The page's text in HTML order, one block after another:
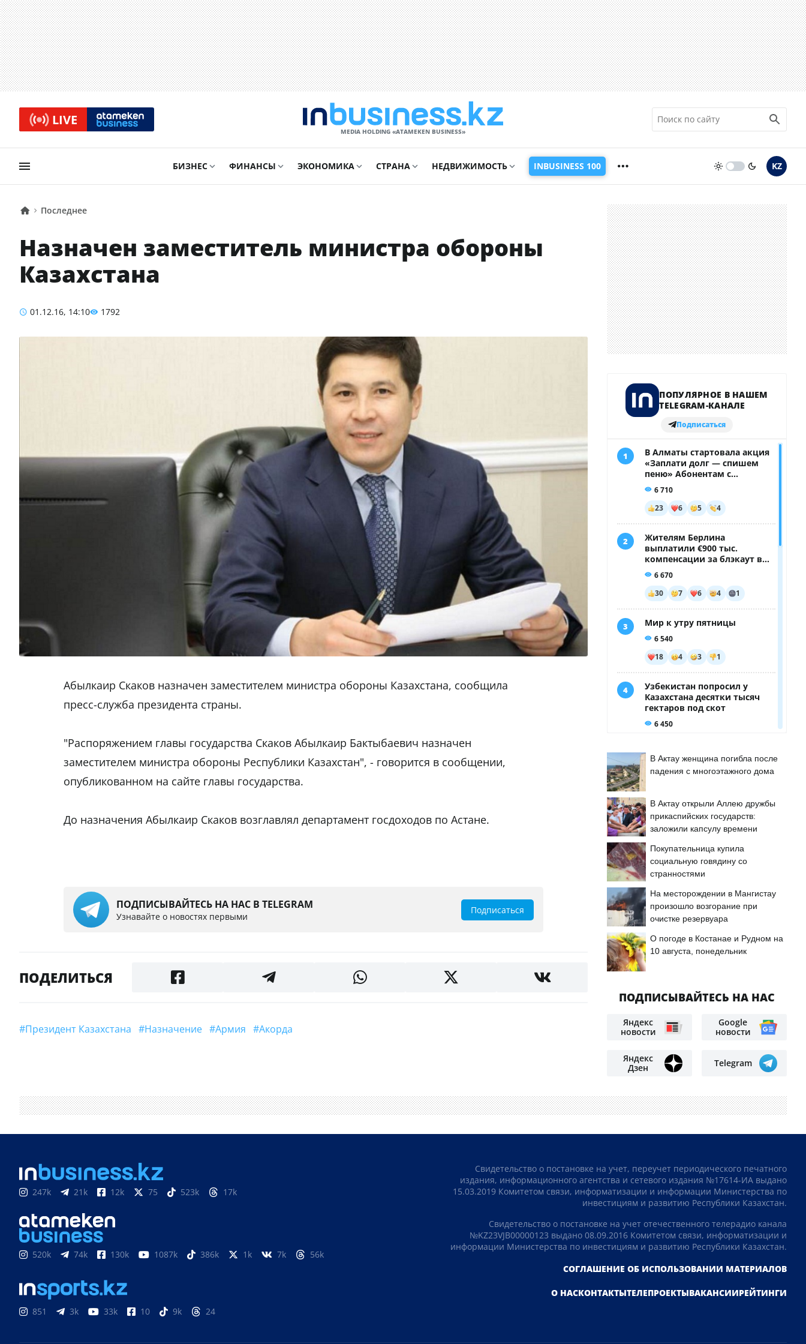
LIVE
MEDIA HOLDING «ATAMEKЕN BUSINESS»
БИЗНЕС ФИНАНСЫ ЭКОНОМИКА СТРАНА НЕДВИЖИМОСТЬ INBUSINESS 100 KZ
Последнее
Назначен заместитель министра обороны
Казахстана
01.12.16, 14:10 1792
Абылкаир Скаков назначен заместителем министра обороны Казахстана, сообщила
пресс-служба президента страны.
"Распоряжением главы государства Скаков Абылкаир Бактыбаевич назначен
заместителем министра обороны Республики Казахстан", - говорится в сообщении,
опубликованном на сайте главы государства.
До назначения Абылкаир Скаков возглавлял департамент госдоходов по Астане.
ПОДПИСЫВАЙТЕСЬ НА НАС В TELEGRAM
Узнавайте о новостях первыми
Подписаться
ПОДЕЛИТЬСЯ
#Президент Казахстана #назначение #армия #Акорда
В Актау женщина погибла после
падения с многоэтажного дома
В Актау открыли Аллею дружбы
прикаспийских государств:
заложили капсулу времени
Покупательница купила
социальную говядину со
странностями
На месторождении в Мангистау
произошло возгорание при
очистке резервуара
О погоде в Костанае и Рудном на
10 августа, понедельник
ПОДПИСЫВАЙТЕСЬ НА НАС
Яндекс
новости
Google
новости
Яндекс
Дзен
Telegram
247k 21k 12k 75 523k 17k
520k 74k 130k 1087k 386k 1k 7k 56k
851 3k 33k 10 9k 24
Свидетельство о постановке на учет, переучет периодического печатного
издания, информационного агентства и сетевого издания №17614-ИА выдано
15.03.2019 Комитетом связи, информатизации и информации Министерства по
инвестициям и развитию Республики Казахстан.
Свидетельство о постановке на учет отечественного телерадио канала
№KZ23VJB00000123 выдано 08.09.2016 Комитетом связи, информатизации и
информации Министерства по инвестициям и развитию Республики Казахстан.
СОГЛАШЕНИЕ ОБ ИСПОЛЬЗОВАНИИ МАТЕРИАЛОВ
О НАСКОНТАКТЫТЕЛЕПРОЕКТЫВАКАНСИИРЕЙТИНГИ